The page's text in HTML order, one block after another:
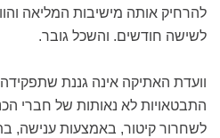
להרחיק אותה מישיבות המליאה
לשישה חודשים. והשכל גובר.
וועדת האתיקה אינה גננת שתפקידה
התבטאויות לא נאותות של חברי
לשחרור קיטור, באמצעות ענישה,